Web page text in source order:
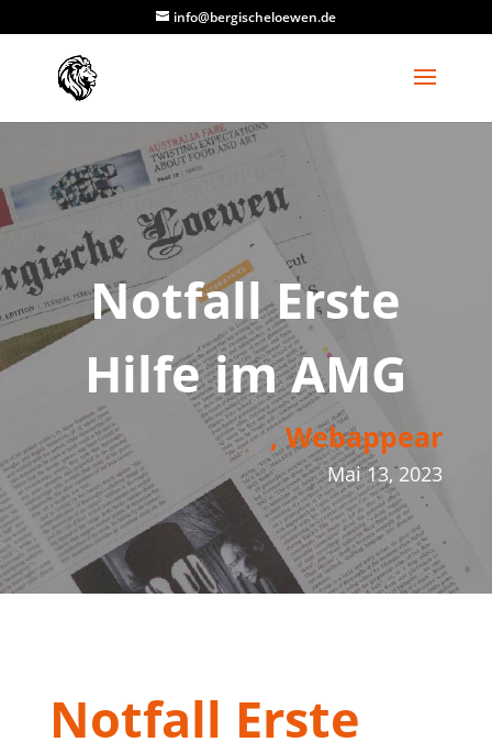
info@bergischeloewen.de
Notfall Erste
Hilfe im AMG
, Webappear
Mai 13, 2023
Notfall Erste